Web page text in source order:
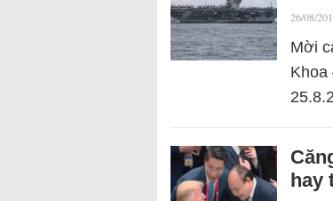
26/08/
Mời
Khoa
hay